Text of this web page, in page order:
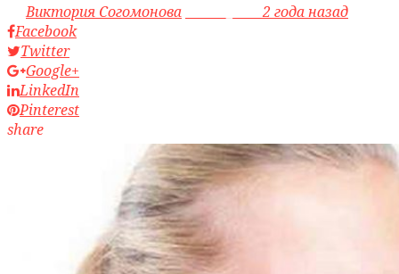
byВиктория Согомонова access_time2 года назад
Facebook
Twitter
Google+
LinkedIn
Pinterest
share